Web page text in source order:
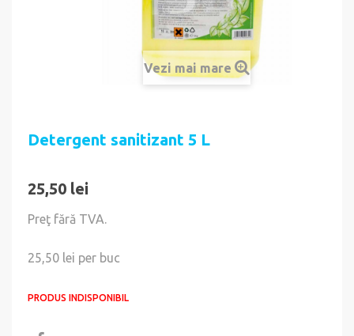
Vezi mai mare
Detergent sanitizant 5 L
25,50 lei
Preţ fără TVA.
25,50 lei per buc
PRODUS INDISPONIBIL